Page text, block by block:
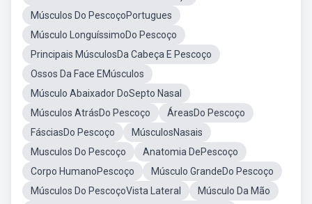
Músculos Do PescoçoPortugues
Músculo LonguíssimoDo Pescoço
Principais MúsculosDa Cabeça E Pescoço
Ossos Da Face EMúsculos
Músculo Abaixador DoSepto Nasal
Músculos AtrásDo Pescoço
ÁreasDo Pescoço
FásciasDo Pescoço
MúsculosNasais
Musculos Do Pescoço
Anatomia DePescoço
Corpo HumanoPescoço
Músculo GrandeDo Pescoço
Músculos Do PescoçoVista Lateral
Músculo Da Mão